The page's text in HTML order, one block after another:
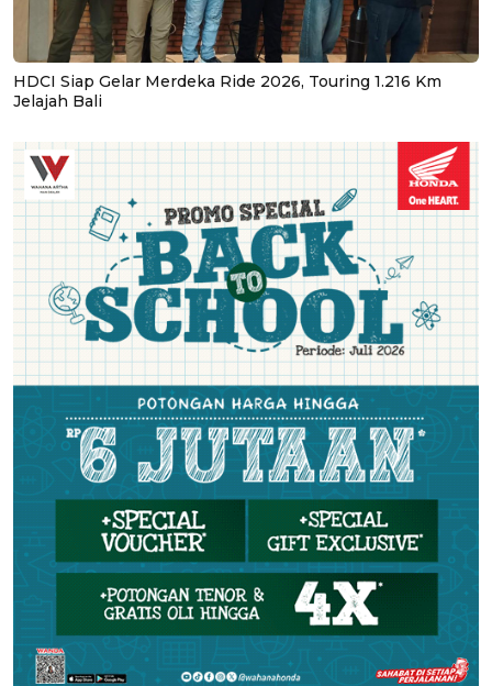
HDCI Siap Gelar Merdeka Ride 2026, Touring 1.216 Km
Jelajah Bali